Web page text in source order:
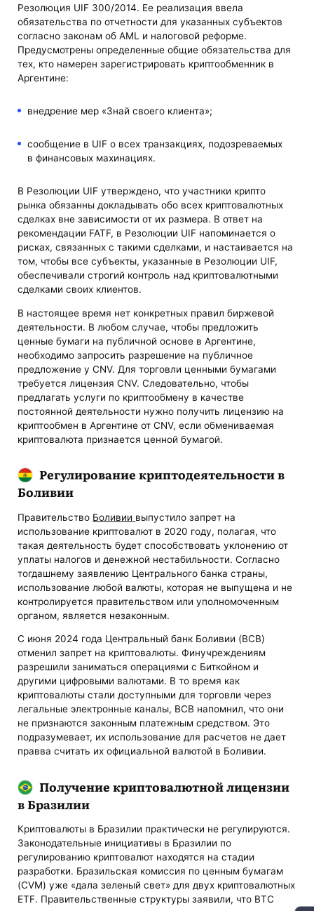
Резолюция UIF 300/2014. Ее реализация ввела
обязательства по отчетности для указанных субъектов
согласно законам об AML и налоговой реформе.
Предусмотрены определенные общие обязательства для
тех, кто намерен зарегистрировать криптообменник в
Аргентине:
внедрение мер «Знай своего клиента»;
сообщение в UIF о всех транзакциях, подозреваемых
в финансовых махинациях.
В Резолюции UIF утверждено, что участники крипто
рынка обязанны докладывать обо всех криптовалютных
сделках вне зависимости от их размера. В ответ на
рекомендации FATF, в Резолюции UIF напоминается о
рисках, связанных с такими сделками, и настаивается на
том, чтобы все субъекты, указанные в Резолюции UIF,
обеспечивали строгий контроль над криптовалютными
сделками своих клиентов.
В настоящее время нет конкретных правил биржевой
деятельности. В любом случае, чтобы предложить
ценные бумаги на публичной основе в Аргентине,
необходимо запросить разрешение на публичное
предложение у CNV. Для торговли ценными бумагами
требуется лицензия CNV. Следовательно, чтобы
предлагать услуги по криптообмену в качестве
постоянной деятельности нужно получить лицензию на
криптообмен в Аргентине от CNV, если обмениваемая
криптовалюта признается ценной бумагой.
Регулирование криптодеятельности в
Боливии
Правительство Боливии выпустило запрет на
использование криптовалют в 2020 году, полагая, что
такая деятельность будет способствовать уклонению от
уплаты налогов и денежной нестабильности. Согласно
тогдашнему заявлению Центрального банка страны,
использование любой валюты, которая не выпущена и не
контролируется правительством или уполномоченным
органом, является незаконным.
С июня 2024 года Центральный банк Боливии (BCB)
отменил запрет на криптовалюты. Финучреждениям
разрешили заниматься операциями с Биткойном и
другими цифровыми валютами. В то время как
криптовалюты стали доступными для торговли через
легальные электронные каналы, BCB напомнил, что они
не признаются законным платежным средством. Это
подразумевает, их использование для расчетов не дает
правва считать их официальной валютой в Боливии.
Получение криптовалютной лицензии
в Бразилии
Криптовалюты в Бразилии практически не регулируются.
Законодательные инициативы в Бразилии по
регулированию криптовалют находятся на стадии
разработки. Бразильская комиссия по ценным бумагам
(CVM) уже «дала зеленый свет» для двух криптовалютных
ETF. Правительственные структуры заявили, что BTC